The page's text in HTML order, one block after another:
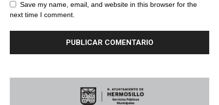
Save my name, email, and website in this browser for the
next time I comment.